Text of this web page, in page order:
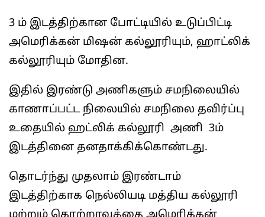
3 ம் இடத்திற்கான போட்டியில் உடுப்பிட்டி
அமெரிக்கன் மிஷன் கல்லூரியும், ஹாட்லிக்
கல்லூரியும் மோதின.
இதில் இரண்டு அணிகளும் சமநிலையில்
காணாப்பட்ட நிலையில் சமநிலை தவிர்ப்பு
உதையில் ஹட்லிக் கல்லூரி அணி 3ம்
இடத்தினை தனதாக்கிக்கொண்டது.
தொடர்ந்து முதலாம் இரண்டாம்
இடத்திற்காக நெல்லியடி மத்திய கல்லூரி